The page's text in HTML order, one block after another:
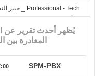
Professional - Tech _ خبير التقنية
البشرة الملونة
المغادرة بين
SPM-PBX